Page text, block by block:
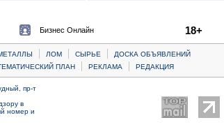
Бизнес Онлайн 18+
| ЛОМ | CЫРЬЕ |
ДОСКА ОБЪЯВЛЕНИЙ
ПЛАН | РЕКЛАМА | РЕДАКЦИЯ
пр-т
в
номер и